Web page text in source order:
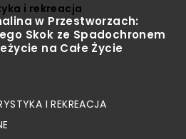
i rekreacja
w Przestworzach:
Skok ze Spadochronem
na Całe Życie
I REKREACJA